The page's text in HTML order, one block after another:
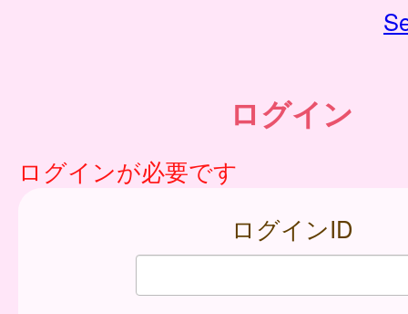
ログイン
ログインが必要です
ログインID